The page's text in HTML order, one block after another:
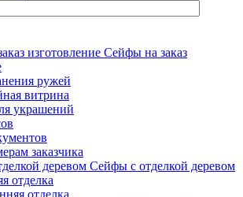
Сейфы на заказ
ружей
витрина
украшений
заказчика
Сейфы с отделкой деревом
отделка
отделка